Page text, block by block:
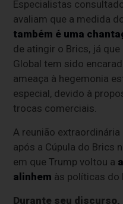
Especialistas
avaliam que a medida
também é uma
de atingir o Brics, já
Global tem sido
ameaça à hegemonia
especial, devido à
trocas comerciais.
A reunião
após a Cúpula do Brics
em que Trump voltou a
alinhem às políticas do
Durante seu discurso,